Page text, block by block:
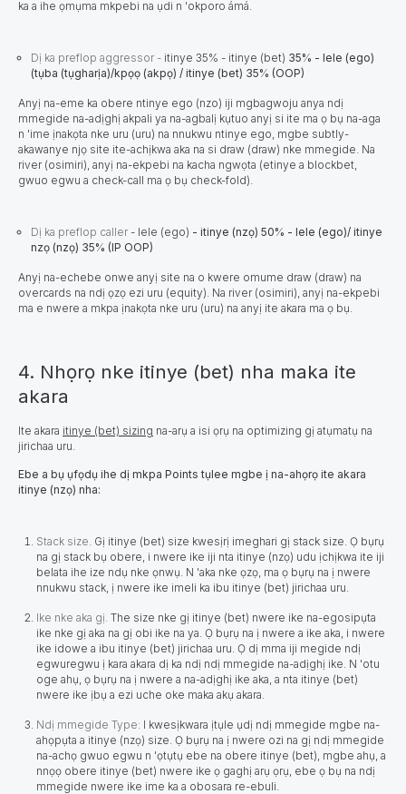
ka a ihe ọmụma mkpebi na ụdi n 'okporo ámá.
Dị ka preflop aggressor - itinye 35% - itinye (bet) 35% - lele (ego)
(tụba (tụgharịa)/kpọọ (akpọ) / itinye (bet) 35% (OOP)
Anyị na-eme ka obere ntinye ego (nzo) iji mgbagwoju anya ndị
mmegide na-adịghị akpali ya na-agbalị kụtuo anyị si ite ma ọ bụ na-aga
n 'ime ịnakọta nke uru (uru) na nnukwu ntinye ego, mgbe subtly-
akawanye njọ site ite-achịkwa aka na si draw (draw) nke mmegide. Na
river (osimiri), anyị na-ekpebi na kacha ngwọta (etinye a blockbet,
gwuo egwu a check-call ma ọ bụ check-fold).
Dị ka preflop caller - lele (ego) - itinye (nzọ) 50% - lele (ego)/ itinye
nzọ (nzọ) 35% (IP OOP)
Anyị na-echebe onwe anyị site na o kwere omume draw (draw) na
overcards na ndị ọzọ ezi uru (equity). Na river (osimiri), anyị na-ekpebi
ma e nwere a mkpa ịnakọta nke uru (uru) na anyị ite akara ma ọ bụ.
4. Nhọrọ nke itinye (bet) nha maka ite
akara
Ite akara itinye (bet) sizing na-arụ a isi ọrụ na optimizing gị atụmatụ na
jirichaa uru.
Ebe a bụ ụfọdụ ihe dị mkpa Points tụlee mgbe ị na-ahọrọ ite akara
itinye (nzọ) nha:
Stack size. Gị itinye (bet) size kwesịrị imeghari gị stack size. Ọ bụrụ
na gị stack bụ obere, i nwere ike iji nta itinye (nzọ) udu ịchịkwa ite iji
belata ihe ize ndụ nke ọnwụ. N 'aka nke ọzọ, ma ọ bụrụ na ị nwere
nnukwu stack, ị nwere ike imeli ka ibu itinye (bet) jirichaa uru.
Ike nke aka gị. The size nke gị itinye (bet) nwere ike na-egosipụta
ike nke gị aka na gị obi ike na ya. Ọ bụrụ na ị nwere a ike aka, i nwere
ike idowe a ibu itinye (bet) jirichaa uru. Ọ dị mma iji megide ndị
egwuregwu ị kara akara dị ka ndị ndị mmegide na-adịghị ike. N 'otu
oge ahụ, ọ bụrụ na ị nwere a na-adịghị ike aka, a nta itinye (bet)
nwere ike ịbụ a ezi uche oke maka akụ akara.
Ndị mmegide Type: I kwesịkwara ịtụle ụdị ndị mmegide mgbe na-
ahọpụta a itinye (nzọ) size. Ọ bụrụ na ị nwere ozi na gị ndị mmegide
na-achọ gwuo egwu n 'ọtụtụ ebe na obere itinye (bet), mgbe ahụ, a
nnọọ obere itinye (bet) nwere ike ọ gaghị arụ ọrụ, ebe ọ bụ na ndị
mmegide nwere ike ime ka a obosara re-ebuli.